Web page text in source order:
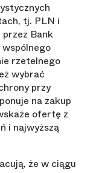
tj. PLN i
Bank
rzetelnego
wybrać
przy
na zakup
ofertę z
i najwyższą
że w ciągu